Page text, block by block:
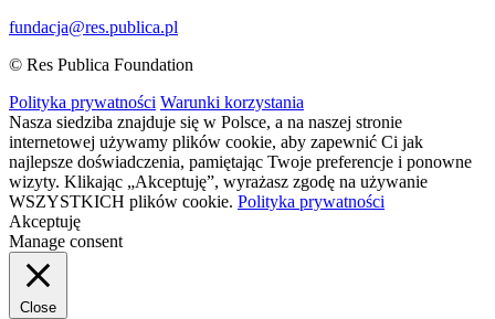
fundacja@res.publica.pl
© Res Publica Foundation
Polityka prywatności Warunki korzystania
Nasza siedziba znajduje się w Polsce, a na naszej stronie
internetowej używamy plików cookie, aby zapewnić Ci jak
najlepsze doświadczenia, pamiętając Twoje preferencje i ponowne
wizyty. Klikając „Akceptuję”, wyrażasz zgodę na używanie
WSZYSTKICH plików cookie. Polityka prywatności
Akceptuję
Manage consent
Close